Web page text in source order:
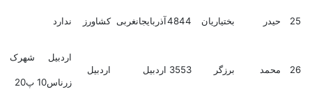
حیدر بختیاریان 4844 آذربایجانغربی کشاورز ندارد
محمد برزگر 3553 اردبیل
اردبیل شهرک زرناس